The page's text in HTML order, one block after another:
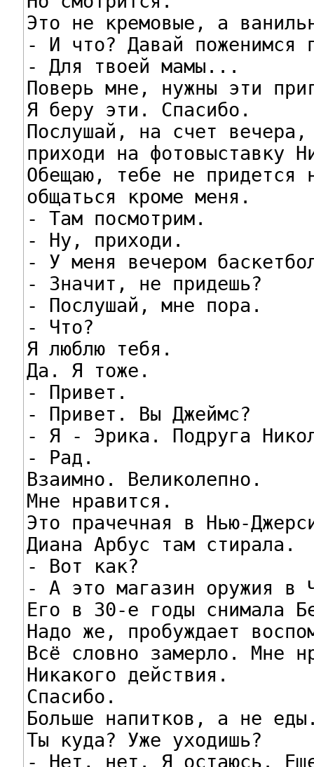
Это не кремовые, а
- И что? Давай поженимся
- Для твоей мамы...
Поверь мне, нужны эти
Я беру эти. Спасибо.
Послушай, на счет вечера,
приходи на фотовыставку
Обещаю, тебе не придется
общаться кроме меня.
- Там посмотрим.
- Ну, приходи.
- У меня вечером
- Значит, не придешь?
- Послушай, мне пора.
- Что?
Я люблю тебя.
Да. Я тоже.
- Привет.
- Привет. Вы Джеймс?
- Я - Эрика. Подруга
- Рад.
Взаимно. Великолепно.
Мне нравится.
Это прачечная в Нью-
Диана Арбус там стирала.
- Вот как?
- А это магазин оружия в
Его в 30-е годы снимала
Надо же, пробуждает
Всё словно замерло. Мне
Никакого действия.
Спасибо.
Больше напитков, а не
Ты куда? Уже уходишь?
- Нет, нет. Я остаюсь.